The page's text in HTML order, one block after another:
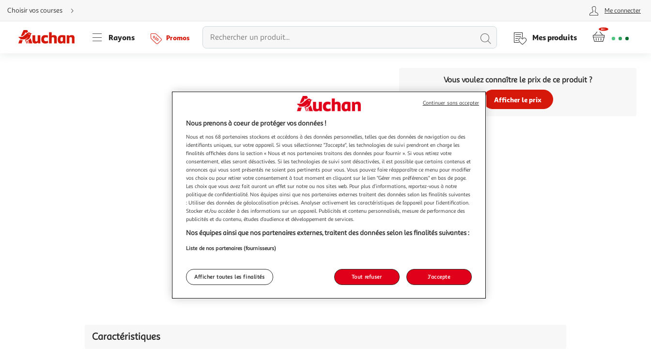
Aller
directement
au
Aller
directement
à
Choisir vos courses Me connecter
Rayons Promos
Lancer
recherche
Mes produits
Vous voulez connaître le prix de ce produit ?
Afficher le prix
Caractéristiques
Nous prenons à coeur de protéger vos données !
Nous et nos 68 partenaires stockons et accédons à des données personnelles, telles que des données de navigation ou des
identifiants uniques, sur votre appareil. Si vous sélectionnez "J'accepte", les technologies de suivi prendront en charge les
finalités affichées dans la section « Nous et nos partenaires traitons des données pour fournir ». Si vous retirez votre
consentement, elles seront désactivées. Si les technologies de suivi sont désactivées, il est possible que certains contenus et
annonces qui vous sont présentés ne soient pas pertinents pour vous. Vous pouvez faire réapparaître ce menu pour modifier
vos choix ou pour retirer votre consentement à tout moment en cliquant sur le lien "Gérer mes préférences" en bas de page.
Les choix que vous avez fait auront un effet sur notre ou nos sites web. Pour plus d’informations, reportez-vous à notre
politique de confidentialité. Nos équipes ainsi que nos partenaires externes traitent des données selon les finalités suivantes
: Utiliser des données de géolocalisation précises. Analyser activement les caractéristiques de l’appareil pour l’identification.
Stocker et/ou accéder à des informations sur un appareil. Publicités et contenu personnalisés, mesure de performance des
publicités et du contenu, études d’audience et développement de services.
Nos équipes ainsi que nos partenaires externes, traitent des données selon les finalités suivantes :
Liste de nos partenaires (fournisseurs)
Afficher toutes les finalités Tout refuser J'accepte
Continuer sans accepter